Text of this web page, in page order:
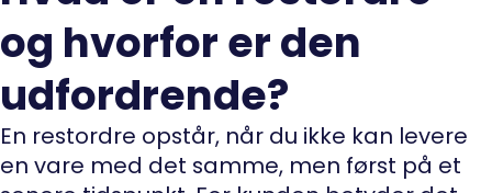
og hvorfor er den
udfordrende?
En restordre opstår, når du ikke kan levere
en vare med det samme, men først på et